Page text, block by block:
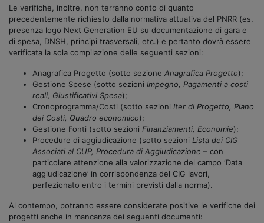
Le verifiche, inoltre, non terranno conto di quanto
precedentemente richiesto dalla normativa attuativa del PNRR (es.
presenza logo Next Generation EU su documentazione di gara e
di spesa, DNSH, principi trasversali, etc.) e pertanto dovrà essere
verificata la sola compilazione delle seguenti sezioni:
Anagrafica Progetto (sotto sezione Anagrafica Progetto);
Gestione Spese (sotto sezioni Impegno, Pagamenti a costi
reali, Giustificativi Spesa);
Cronoprogramma/Costi (sotto sezioni Iter di Progetto, Piano
dei Costi, Quadro economico);
Gestione Fonti (sotto sezioni Finanziamenti, Economie);
Procedure di aggiudicazione (sotto sezioni Lista dei CIG
Associati al CUP, Procedura di Aggiudicazione – con
particolare attenzione alla valorizzazione del campo ‘Data
aggiudicazione’ in corrispondenza del CIG lavori,
perfezionato entro i termini previsti dalla norma).
Al contempo, potranno essere considerate positive le verifiche dei
progetti anche in mancanza dei seguenti documenti: